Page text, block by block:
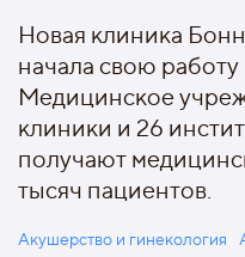
Новая клиника
начала свою работу
Медицинское
клиники и 26
получают
тысяч пациентов.
Акушерство и гинекология